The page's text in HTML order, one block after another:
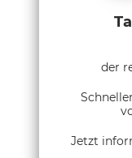
der
Jetzt